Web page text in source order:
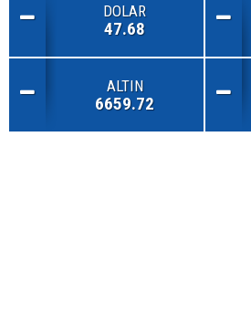
DOLAR
47.68
ALTIN
6659.72